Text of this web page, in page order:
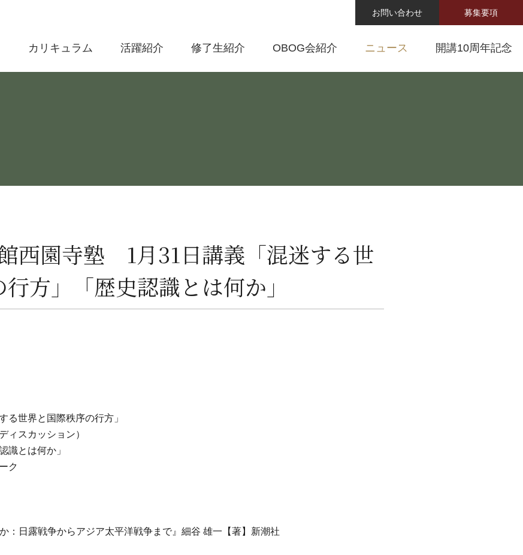
お問い合わせ 募集要項
カリキュラム 活躍紹介 修了生紹介 OBOG会紹介 ニュース 開講10周年記念
西園寺塾 1月31日講義「混迷する世
方」「歴史認識とは何か」
世界と国際秩序の行方」
ィスカッション）
識とは何か」
ク
：日露戦争からアジア太平洋戦争まで』細谷 雄一【著】新潮社